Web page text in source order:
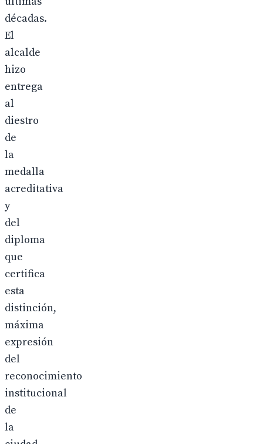
décadas.
El
alcalde
hizo
entrega
al
diestro
de
la
medalla
acreditativa
y
del
diploma
que
certifica
esta
distinción,
máxima
expresión
del
reconocimiento
institucional
de
la